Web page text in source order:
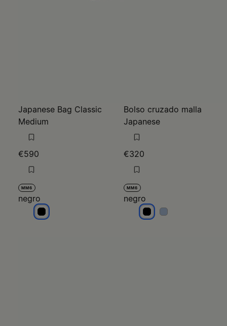
Japanese Bag Classic
Medium
€590
MM6
negro
negro
Bolso cruzado malla
Japanese
€320
MM6
negro
negronegro